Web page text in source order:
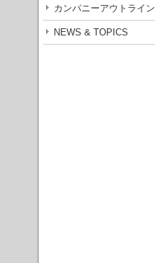
カンパニーアウトライン
NEWS & TOPICS